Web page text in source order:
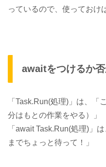
っているので、使っておけ
awaitをつけるか
「Task.Run(処理)」 は、
「
分はもとの作業をやる）」
「await Task.Run(処理)」 は
までちょっと待って！」